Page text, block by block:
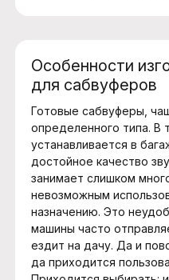
Особенности
для сабвуферов
Готовые сабвуферы,
определенного типа. В
устанавливается в
достойное качество
занимает слишком
невозможным
назначению. Это
машины часто
ездит на дачу. Да и
да приходится